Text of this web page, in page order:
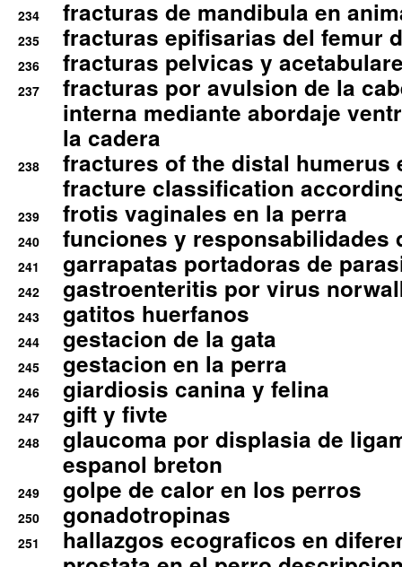
234 fracturas de mandibula en
235 fracturas epifisarias del femur
236 fracturas pelvicas y
237
fracturas por avulsion de la
interna mediante abordaje
la cadera
238
fractures of the distal humerus
fracture classification
239 frotis vaginales en la perra
240 funciones y responsabilidades
241 garrapatas portadoras de
242 gastroenteritis por virus
243 gatitos huerfanos
244 gestacion de la gata
245 gestacion en la perra
246 giardiosis canina y felina
247 gift y fivte
248
glaucoma por displasia de
espanol breton
249 golpe de calor en los perros
250 gonadotropinas
251
hallazgos ecograficos en